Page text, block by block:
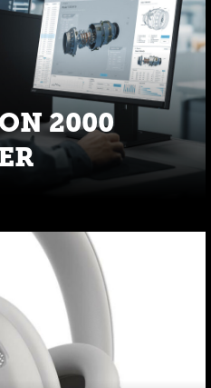
2000